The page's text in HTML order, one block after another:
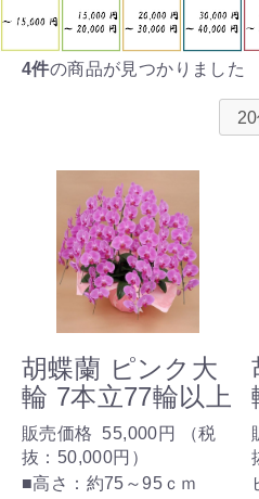
4件の商品が見つかりました
胡蝶蘭 ピンク大
輪 7本立77輪以上
販売価格 55,000円
（税
抜： 50,000円 ）
■高さ：約75～95ｃｍ